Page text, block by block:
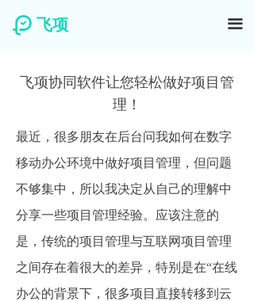
飞项 끀
飞项协同软件让您轻松做好项目管
理！
最近，很多朋友在后台问我如何在数字
移动办公环境中做好项目管理，但问题
不够集中，所以我决定从自己的理解中
分享一些项目管理经验。应该注意的
是，传统的项目管理与互联网项目管理
之间存在着很大的差异，特别是在“在线
办公的背景下，很多项目直接转移到云